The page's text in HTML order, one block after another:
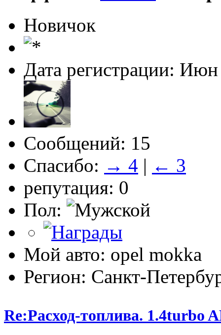
Новичок
Дата регистрации:
Сообщений: 15
Спасибо: → 4 | ← 3
репутация: 0
Пол:
Мой авто: opel mokka
Регион: Санкт-
Re:Расход-топлива. 1.4turbo